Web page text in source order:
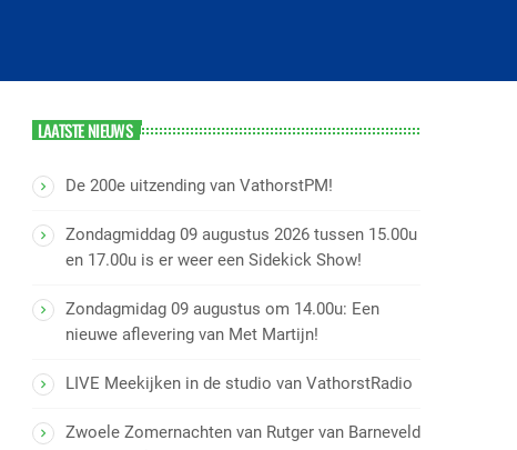
LAATSTE NIEUWS
De 200e uitzending van VathorstPM!
Zondagmiddag 09 augustus 2026 tussen 15.00u
en 17.00u is er weer een Sidekick Show!
Zondagmidag 09 augustus om 14.00u: Een
nieuwe aflevering van Met Martijn!
LIVE Meekijken in de studio van VathorstRadio
Zwoele Zomernachten van Rutger van Barneveld